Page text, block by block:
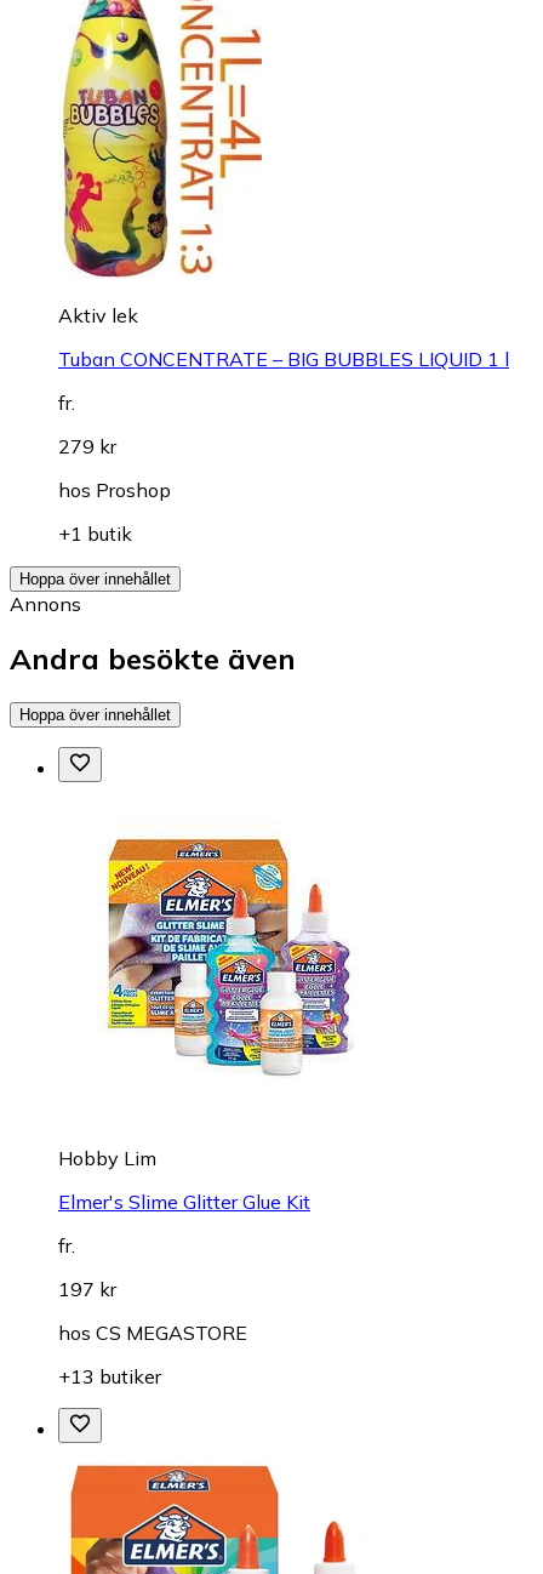
Aktiv lek
Tuban CONCENTRATE – BIG BUBBLES LIQUID 1 l
fr.
279 kr
hos Proshop
+1 butik
Hoppa över innehållet
Annons
Andra besökte även
Hoppa över innehållet
Hobby Lim
Elmer's Slime Glitter Glue Kit
fr.
197 kr
hos CS MEGASTORE
+13 butiker